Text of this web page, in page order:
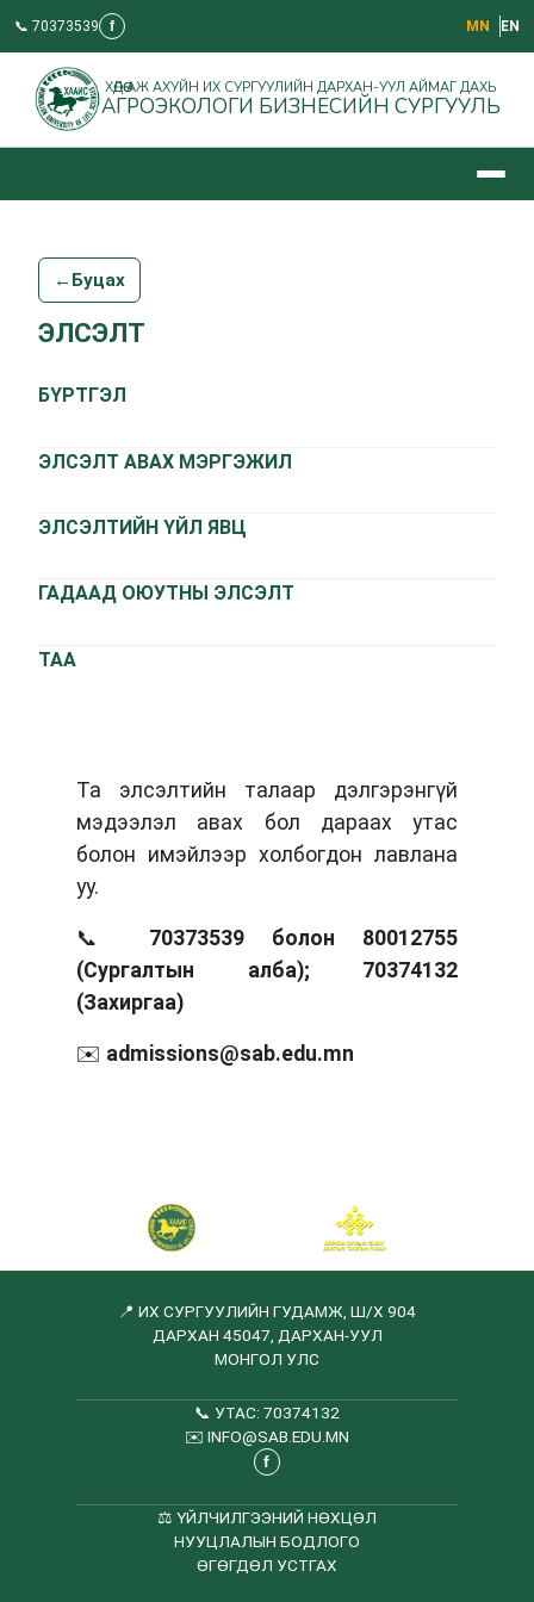
📞 70373539 f МN EN
ХӨДӨӨ АЖ АХУЙН ИХ СУРГУУЛИЙН ДАРХАН-УУЛ АЙМАГ ДАХЬ
АГРОЭКОЛОГИ БИЗНЕСИЙН СУРГУУЛЬ
← Буцах
ЭЛСЭЛТ
БҮРТГЭЛ
ЭЛСЭЛТ АВАХ МЭРГЭЖИЛ
ЭЛСЭЛТИЙН ҮЙЛ ЯВЦ
ГАДААД ОЮУТНЫ ЭЛСЭЛТ
ТАА
Та элсэлтийн талаар дэлгэрэнгүй
мэдээлэл авах бол дараах утас
болон имэйлээр холбогдон лавлана
уу.
📞 70373539 болон 80012755
(Сургалтын алба); 70374132
(Захиргаа)
✉️ admissions@sab.edu.mn
📍 ИХ СУРГУУЛИЙН ГУДАМЖ, Ш/Х 904
ДАРХАН 45047, ДАРХАН-УУЛ
МОНГОЛ УЛС
📞 УТАС: 70374132
✉️ INFO@SAB.EDU.MN
f
⚖️ ҮЙЛЧИЛГЭЭНИЙ НӨХЦӨЛ
НУУЦЛАЛЫН БОДЛОГО
ӨГӨГДӨЛ УСТГАХ